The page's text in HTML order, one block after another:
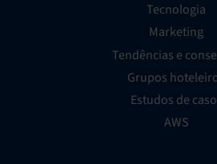
Tecnologia
Marketing
Tendências e
Grupos
Estudos de
AWS